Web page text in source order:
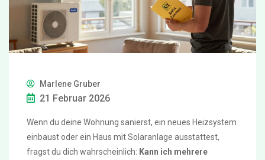
Marlene Gruber
21 Februar 2026
Wenn du deine Wohnung sanierst, ein neues Heizsystem
einbaust oder ein Haus mit Solaranlage ausstattest,
fragst du dich wahrscheinlich: Kann ich mehrere